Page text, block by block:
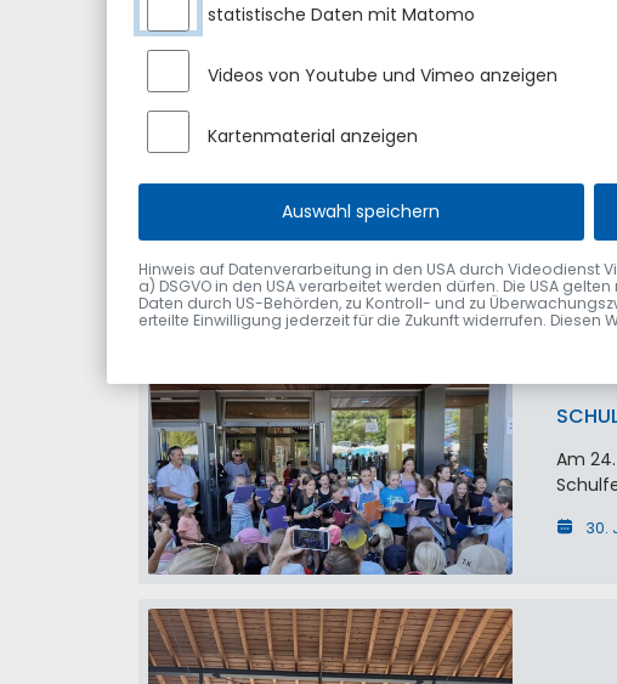
Erst
Nach
2.
Am
30.
statistische Daten mit Matomo
Videos von Youtube und Vimeo anzeigen
Kartenmaterial anzeigen
Auswahl speichern
Hinweis auf Datenverarbeitung in den USA durch Videodienst
a) DSGVO in den USA verarbeitet werden dürfen. Die USA
Daten durch US-Behörden, zu Kontroll- und zu
erteilte Einwilligung jederzeit für die Zukunft widerrufen.